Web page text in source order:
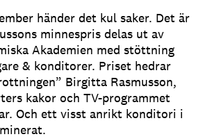
händer det kul saker. Det är
minnespris delas ut av
Akademien med stöttning
& konditorer. Priset hedrar
Birgitta Rasmusson,
kakor och TV-programmet
Och ett visst anrikt konditori i